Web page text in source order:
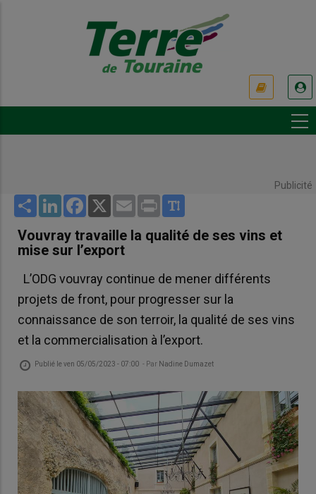
Publicité
Share LinkedInFacebook
X Email Print
Vouvray travaille la qualité de ses vins et
mise sur l’export
L’ODG vouvray continue de mener différents
projets de front, pour progresser sur la
connaissance de son terroir, la qualité de ses vins
et la commercialisation à l’export.
Publié leven 05/05/2023 - 07:00 - Par Nadine Dumazet